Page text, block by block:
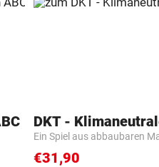
Ein Spiel aus abbaubaren
€31,90